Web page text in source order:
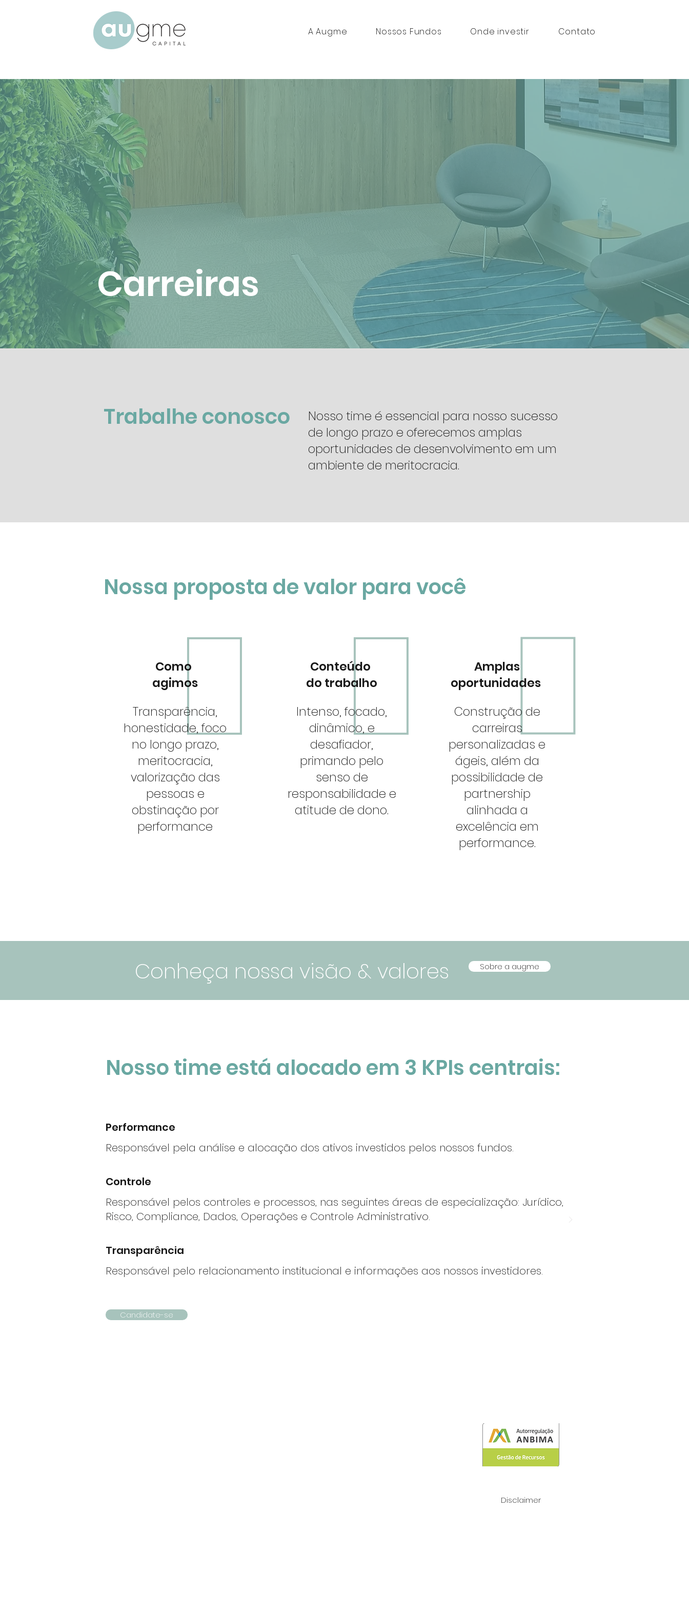
A Augme Nossos Fundos Onde investir Contato
Carreiras
Nosso time é essencial para nosso sucesso
de longo prazo e oferecemos amplas
oportunidades de desenvolvimento em um
ambiente de meritocracia.
Trabalhe conosco
Nossa proposta de valor para você
Transparência,
honestidade, foco
no longo prazo,
meritocracia,
valorização das
pessoas e
obstinação por
performance
Como
agimos
Intenso, focado,
dinâmico, e
desafiador,
primando pelo
senso de
responsabilidade e
atitude de dono.
Conteúdo
do trabalho
Construção de
carreiras
personalizadas e
ágeis, além da
possibilidade de
partnership
alinhada a
excelência em
performance.
Amplas
oportunidades
Conheça nossa visão & valores Sobre a augme
Nosso time está alocado em 3 KPIs centrais:
Performance
Responsável pela análise e alocação dos ativos investidos pelos nossos fundos.
Controle
Responsável pelos controles e processos, nas seguintes áreas de especialização: Jurídico,
Risco, Compliance, Dados, Operações e Controle Administrativo.
Transparência
Responsável pelo relacionamento institucional e informações aos nossos investidores.
Candidate-se
Disclaimer